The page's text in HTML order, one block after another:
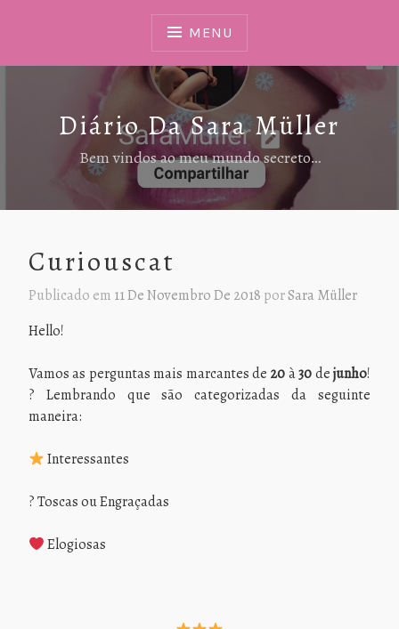
MENU
Diário Da Sara Müller
Bem vindos ao meu mundo secreto…
Curiouscat
Publicado em 11 De Novembro De 2018 porSara Müller
Hello!
Vamos as perguntas mais marcantes de 20à30dejunho!
? Lembrando que são categorizadas da seguinte
maneira:
Interessantes
? Toscas ou Engraçadas
Elogiosas